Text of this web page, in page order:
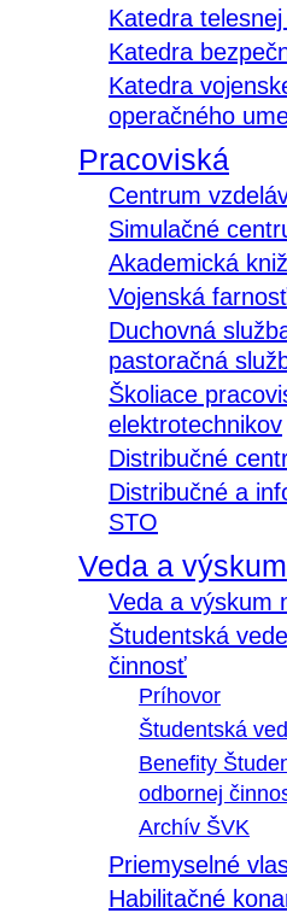
Katedra
Katedra
Katedra
operačného
Pracoviská
Centrum
Simulačné
Akademická
Vojenská
Duchovná
pastoračná
Školiace
elektrotechnikov
Distribučné
Distribučné a
STO
Veda a výskum
Veda a výskum
Študentská
činnosť
Príhovor
Študentská
Benefity
odbornej
Archív ŠVK
Priemyselné
Habilitačné